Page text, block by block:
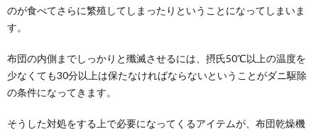
のが食べてさらに繁殖してしまったりということになってしまいま
す。
布団の内側までしっかりと殲滅させるには、摂氏50℃以上の温度を
少なくても30分以上は保たなければならないということがダニ駆除
の条件になってきます。
そうした対処をする上で必要になってくるアイテムが、布団乾燥機